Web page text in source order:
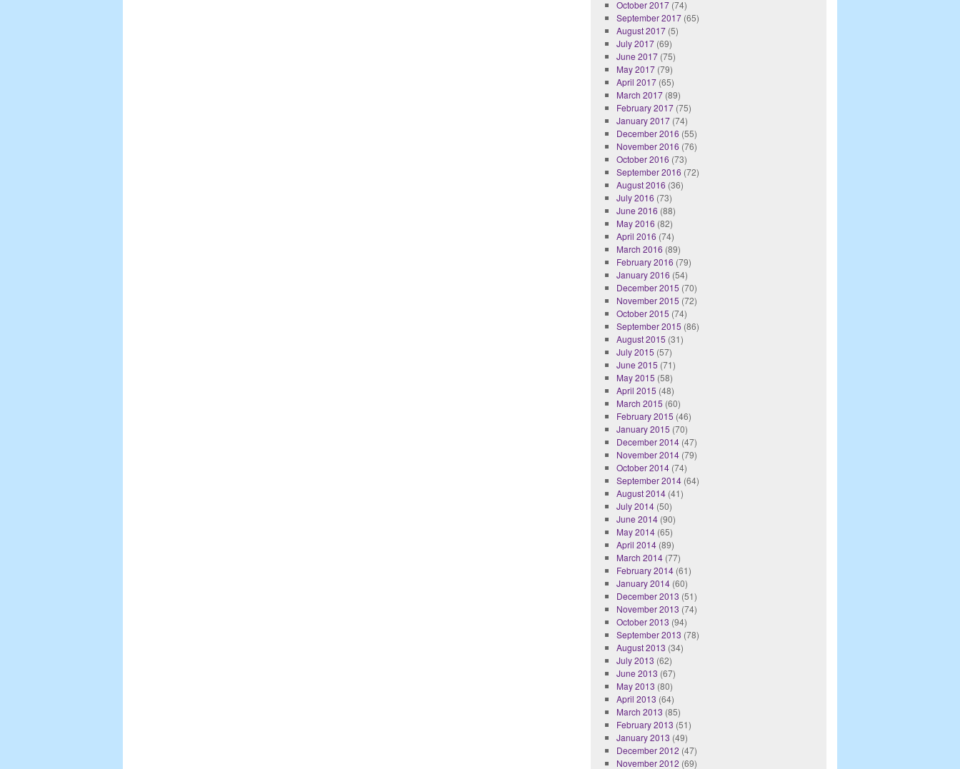
October 2017(74)
September 2017(65)
August 2017(5)
July 2017(69)
June 2017(75)
May 2017(79)
April 2017(65)
March 2017(89)
February 2017(75)
January 2017(74)
December 2016 (55)
November 2016 (76)
October 2016 (73)
September 2016 (72)
August 2016 (36)
July 2016 (73)
June 2016 (88)
May 2016 (82)
April 2016 (74)
March 2016 (89)
February 2016 (79)
January 2016 (54)
December 2015 (70)
November 2015 (72)
October 2015 (74)
September 2015 (86)
August 2015 (31)
July 2015 (57)
June 2015 (71)
May 2015 (58)
April 2015 (48)
March 2015 (60)
February 2015 (46)
January 2015 (70)
December 2014(47)
November 2014(79)
October 2014(74)
September 2014(64)
August 2014(41)
July 2014(50)
June 2014(90)
May 2014(65)
April 2014(89)
March 2014(77)
February 2014(61)
January 2014(60)
December 2013 (51)
November 2013 (74)
October 2013 (94)
September 2013 (78)
August 2013 (34)
July 2013 (62)
June 2013 (67)
May 2013 (80)
April 2013 (64)
March 2013 (85)
February 2013 (51)
January 2013 (49)
December 2012 (47)
November 2012 (69)